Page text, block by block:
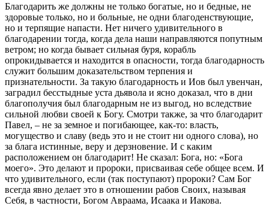
Благодарить же должны не только богатые, но и бедные, не
здоровые только, но и больные, не одни благоденствующие,
но и терпящие напасти. Нет ничего удивительного в
благодарении тогда, когда дела наши направляются попутным
ветром; но когда бывает сильная буря, корабль
опрокидывается и находится в опасности, тогда благодарность
служит большим доказательством терпения и
признательности. За такую благодарность и Иов был увенчан,
заградил бесстыдные уста дьявола и ясно доказал, что в дни
благополучия был благодарным не из выгод, но вследствие
сильной любви своей к Богу. Смотри также, за что благодарит
Павел, – не за земное и погибающее, как-то: власть,
могущество и славу (ведь это и не стоит ни одного слова), но
за блага истинные, веру и дерзновение. И с каким
расположением он благодарит! Не сказал: Бога, но: «Бога
моего». Это делают и пророки, присваивая себе общее всем. И
что удивительного, если (так поступают) пророки? Сам Бог
всегда явно делает это в отношении рабов Своих, называя
Себя, в частности, Богом Авраама, Исаака и Иакова.